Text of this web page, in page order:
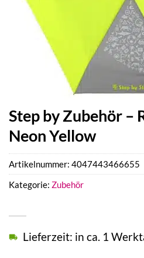
Step by Zubehör –
Neon Yellow
Lieferzeit: in ca. 1
Artikelnummer: 4047443466655
Kategorie: Zubehör